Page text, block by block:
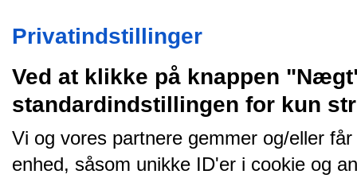
Privatindstillinger
Ved at klikke på knappen
standardindstillingen for kun
Vi og vores partnere gemmer og/eller
enhed, såsom unikke ID'er i cookie og